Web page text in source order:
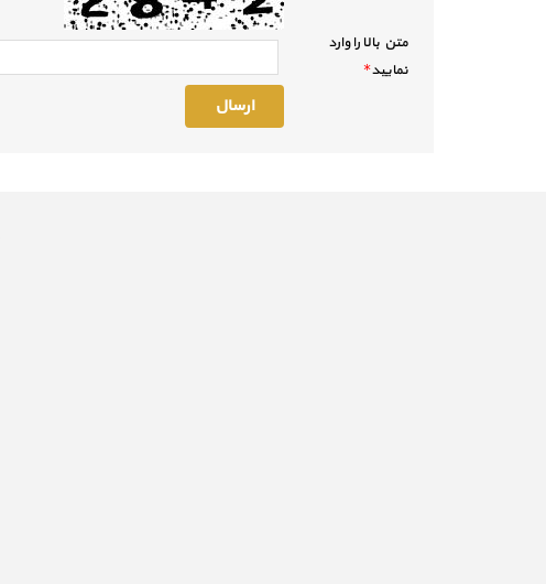
متن بالا را وارد
نماييد*